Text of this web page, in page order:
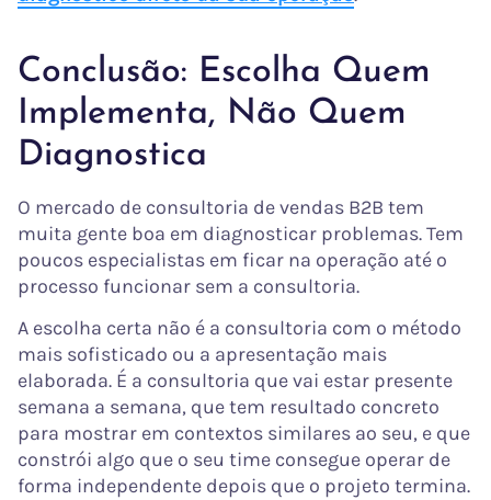
Conclusão: Escolha Quem
Implementa, Não Quem
Diagnostica
O mercado de consultoria de vendas B2B tem
muita gente boa em diagnosticar problemas. Tem
poucos especialistas em ficar na operação até o
processo funcionar sem a consultoria.
A escolha certa não é a consultoria com o método
mais sofisticado ou a apresentação mais
elaborada. É a consultoria que vai estar presente
semana a semana, que tem resultado concreto
para mostrar em contextos similares ao seu, e que
constrói algo que o seu time consegue operar de
forma independente depois que o projeto termina.